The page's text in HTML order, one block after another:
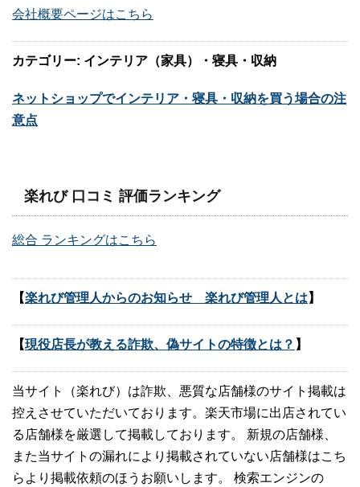
会社概要ページはこちら
カテゴリー: インテリア（家具）・寝具・収納
ネットショップでインテリア・寝具・収納を買う場合の注
意点
楽れび 口コミ 評価ランキング
総合 ランキングはこちら
【楽れび管理人からのお知らせ 楽れび管理人とは 】
【現役店長が教える詐欺、偽サイトの特徴とは？ 】
当サイト（楽れび）は詐欺、悪質な店舗様のサイト掲載は
控えさせていただいております。楽天市場に出店されてい
る店舗様を厳選して掲載しております。 新規の店舗様、
また当サイトの漏れにより掲載されていない店舗様はこち
らより掲載依頼のほうお願いします。 検索エンジンの